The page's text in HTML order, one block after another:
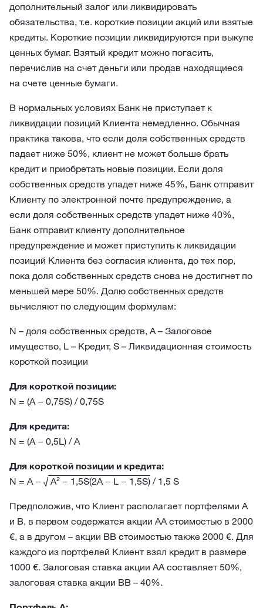
дополнительный залог или ликвидировать
обязательства, т.е. короткие позиции акций или взятые
кредиты. Короткие позиции ликвидируются при выкупе
ценных бумаг. Взятый кредит можно погасить,
перечислив на счет деньги или продав находящиеся
на счете ценные бумаги.
В нормальных условиях Банк не приступает к
ликвидации позиций Клиента немедленно. Обычная
практика такова, что если доля собственных средств
падает ниже 50%, клиент не может больше брать
кредит и приобретать новые позиции. Если доля
собственных средств упадет ниже 45%, Банк отправит
Клиенту по электронной почте предупреждение, а
если доля собственных средств упадет ниже 40%,
Банк отправит клиенту дополнительное
предупреждение и может приступить к ликвидации
позиций Клиента без согласия клиента, до тех пор,
пока доля собственных средств снова не достигнет по
меньшей мере 50%. Долю собственных средств
вычисляют по следующим формулам:
N – доля собственных средств, А – Залоговое
имущество, L – Кредит, S – Ликвидационная стоимость
короткой позиции
Для короткой позиции:
N = (A − 0,75S) / 0,75S
Для кредита:
N = (A − 0,5L) / A
Для короткой позиции и кредита:
N = A − √A² − 1,5S(2A − L − 1,5S) / 1,5 S
Предположив, что Клиент располагает портфелями А
и В, в первом содержатся акции АА стоимостью в 2000
€, а в другом – акции ВВ стоимостью также 2000 €. Для
каждого из портфелей Клиент взял кредит в размере
1000 €. Залоговая ставка акции АА составляет 50%,
залоговая ставка акции ВВ – 40%.